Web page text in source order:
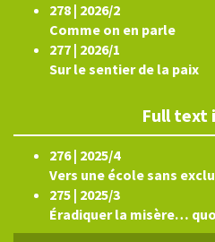
278 | 2026/2
Comme on en parle
277 | 2026/1
Sur le sentier de la paix
Full text
276 | 2025/4
Vers une école sans
275 | 2025/3
Éradiquer la misère…